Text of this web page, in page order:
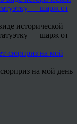
исторической
— шарж от
на мой день